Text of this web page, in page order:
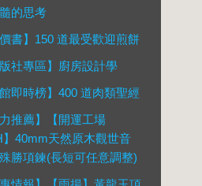
的思考
價書】150 道最受歡迎煎餅
版社專區】廚房設計學
館即時榜】400 道肉類聖經
力推薦】【開運工場
】40mm天然原木觀世音
勝項鍊(長短可任意調整)